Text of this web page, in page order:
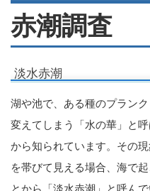
赤潮調査
淡水赤潮
湖や池で、ある種のプラン
変えてしまう「水の華」と
から知られています。その
を帯びて見える場合、海で
とから「淡水赤潮」と呼んで